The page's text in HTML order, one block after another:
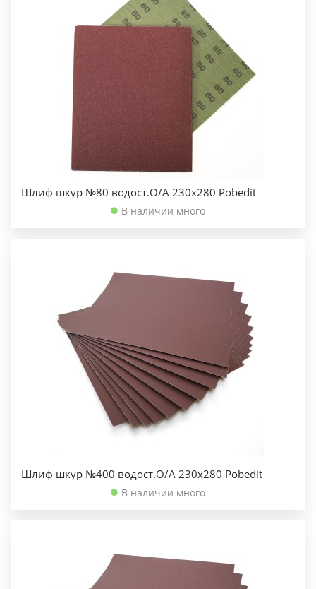
Шлиф шкур №80 водост.О/А 230х280 Pobedit
В наличии много
Шлиф шкур №400 водост.О/А 230х280 Pobedit
В наличии много